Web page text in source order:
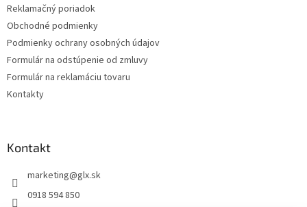
Reklamačný poriadok
Obchodné podmienky
Podmienky ochrany osobných údajov
Formulár na odstúpenie od zmluvy
Formulár na reklamáciu tovaru
Kontakty
Kontakt
marketing@glx.sk
0918 594 850